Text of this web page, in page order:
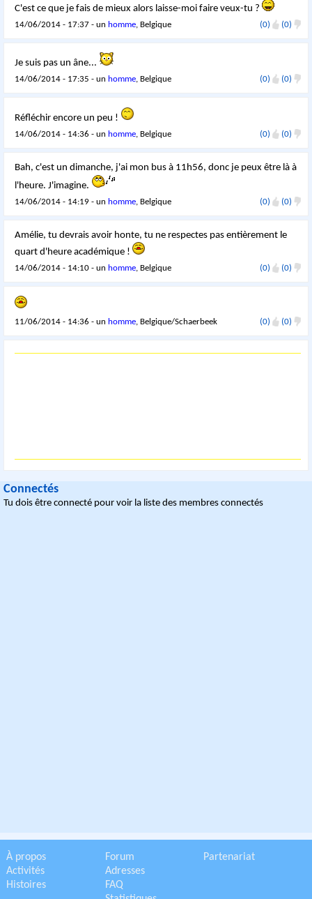
C'est ce que je fais de mieux alors laisse-moi faire veux-tu ?
14/06/2014 - 17:37 - un homme, Belgique (0) (0)
Je suis pas un âne...
14/06/2014 - 17:35 - un homme, Belgique (0) (0)
Réfléchir encore un peu !
14/06/2014 - 14:36 - un homme, Belgique (0) (0)
Bah, c'est un dimanche, j'ai mon bus à 11h56, donc je peux être là à
l'heure. J'imagine.
14/06/2014 - 14:19 - un homme, Belgique (0) (0)
Amélie, tu devrais avoir honte, tu ne respectes pas entièrement le
quart d'heure académique !
14/06/2014 - 14:10 - un homme, Belgique (0) (0)
11/06/2014 - 14:36 - un homme, Belgique/Schaerbeek (0) (0)
Connectés
Tu dois être connecté pour voir la liste des membres connectés
À propos
Activités
Histoires
Forum
Adresses
FAQ
Partenariat